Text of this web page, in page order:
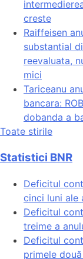
creste
Raiffeisen
substantial
reevaluata,
mici
Tariceanu
bancara:
dobanda a
Toate stirile
Statistici BNR
Deficitul
cinci luni ale
Deficitul
treime a
Deficitul
primele